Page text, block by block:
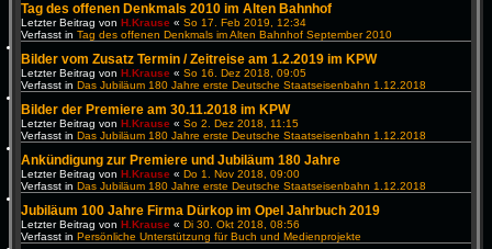
Tag des offenen Denkmals 2010 im Alten Bahnhof
Letzter Beitrag von H.Krause « So 17. Feb 2019, 12:34
Verfasst in Tag des offenen Denkmals im Alten Bahnhof September 2010
Bilder vom Zusatz Termin / Zeitreise am 1.2.2019 im KPW
Letzter Beitrag von H.Krause « So 16. Dez 2018, 09:05
Verfasst in Das Jubiläum 180 Jahre erste Deutsche Staatseisenbahn 1.12.2018
Bilder der Premiere am 30.11.2018 im KPW
Letzter Beitrag von H.Krause « So 2. Dez 2018, 11:15
Verfasst in Das Jubiläum 180 Jahre erste Deutsche Staatseisenbahn 1.12.2018
Ankündigung zur Premiere und Jubiläum 180 Jahre
Letzter Beitrag von H.Krause « Do 1. Nov 2018, 09:00
Verfasst in Das Jubiläum 180 Jahre erste Deutsche Staatseisenbahn 1.12.2018
Jubiläum 100 Jahre Firma Dürkop im Opel Jahrbuch 2019
Letzter Beitrag von H.Krause « Di 30. Okt 2018, 08:56
Verfasst in Persönliche Unterstützung für Buch und Medienprojekte